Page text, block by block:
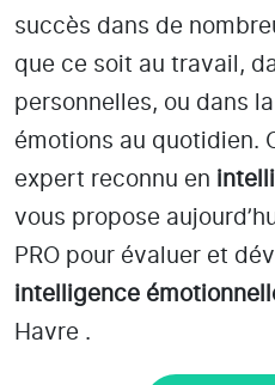
succès dans de
que ce soit au travail,
personnelles, ou dans
émotions au quotidien.
expert reconnu en
vous propose
PRO pour évaluer et
intelligence
Havre .